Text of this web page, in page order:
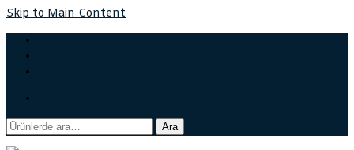
Skip to Main Content
Ara:
Ara